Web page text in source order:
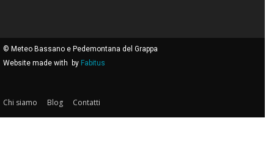
© Meteo Bassano e Pedemontana del Grappa
Website made with
by Fabitus
Chi siamo Blog Contatti